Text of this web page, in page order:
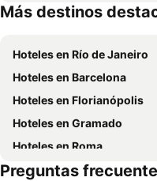
Hoteles en Aruba
Más destinos
Hoteles en Río de Janeiro
Hoteles en Barcelona
Hoteles en Florianópolis
Hoteles en Gramado
Hoteles en Roma
Hoteles en San Carlos de
Preguntas